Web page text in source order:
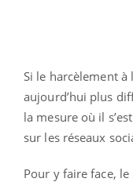
Si le harcèlement à
aujourd’hui plus
la mesure où il
sur les réseaux
Pour y faire face,